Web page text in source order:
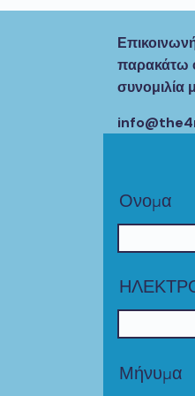
παρακάτω
συνομιλία
Ονομα
Μήνυμα